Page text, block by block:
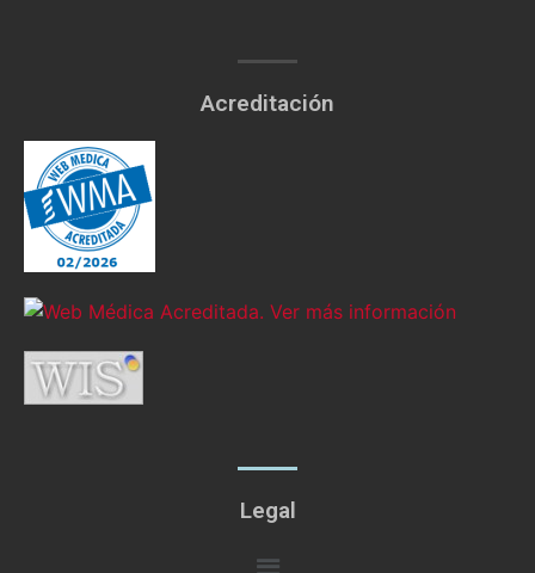
Acreditación
Legal
Menú